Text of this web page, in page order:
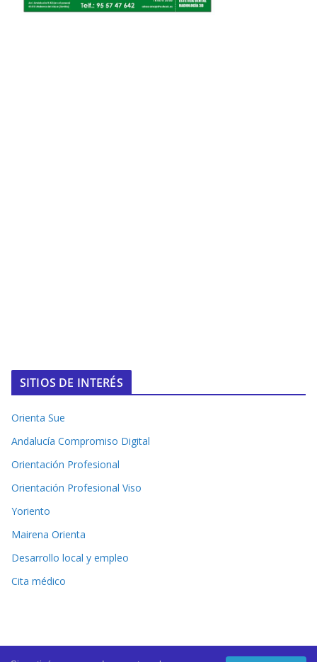
SITIOS DE INTERÉS
Orienta Sue
Andalucía Compromiso Digital
Orientación Profesional
Orientación Profesional Viso
Yoriento
Mairena Orienta
Desarrollo local y empleo
Cita médico